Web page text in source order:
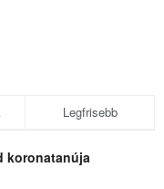
Legfrisebb
koronatanúja